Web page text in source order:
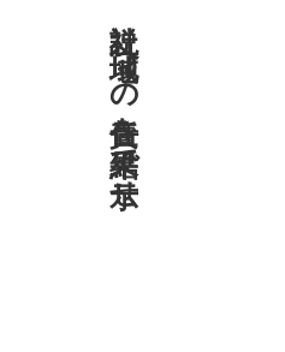
社説 地域への責任を結果で示せ